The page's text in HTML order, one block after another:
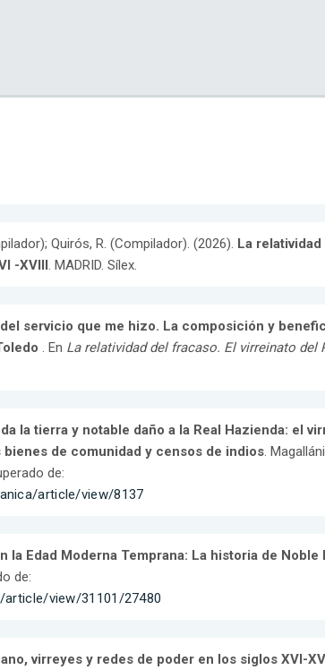
Quirós, R. (Compilador). (2026). La
-XVIII . MADRID. Sílex.
servicio que me hizo. La composición y
. En La relatividad del fracaso. El virreinato del
la tierra y notable daño a la Real Hazienda: el
de comunidad y censos de indios.
de:
article/view/8137
la Edad Moderna Temprana: La historia de Noble
de:
view/31101/27480
virreyes y redes de poder en los siglos XVI-